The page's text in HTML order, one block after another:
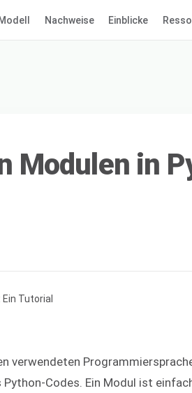
Nachweise Einblicke
Modulen in
verwendeten
Codes. Ein Modul ist